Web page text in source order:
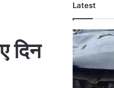
दिन
Latest
Betul
RTO
Vehicle
Accident:
बैतूल-